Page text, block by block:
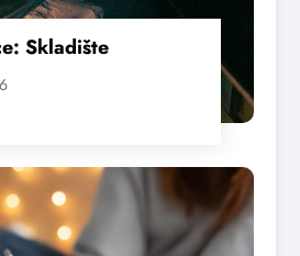
Skladište